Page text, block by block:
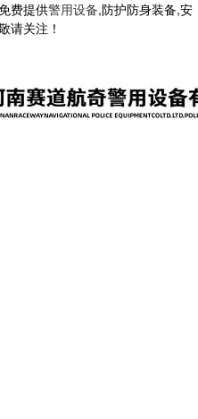
费提供警用设备,防护防身装备,安
请关注！